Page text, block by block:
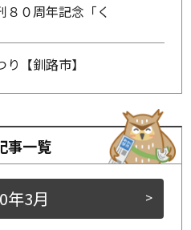
８０周年記念「く
【釧路市】
事一覧
>
年3月